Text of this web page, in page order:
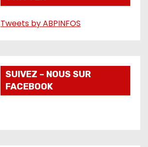
o
Tweets by ABPINFOS
SUIVEZ – NOUS SUR
FACEBOOK